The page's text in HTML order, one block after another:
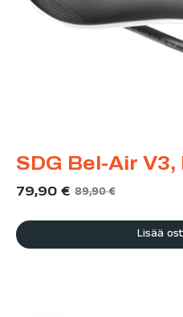
SDG Bel-Air V3,
79,90€ 89,90€
Lisää